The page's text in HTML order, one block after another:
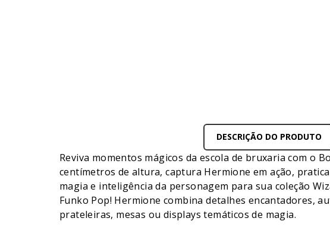
DESCRIÇÃO DO PRODUTO
Reviva momentos mágicos da escola de bruxaria com o
centímetros de altura, captura Hermione em ação,
magia e inteligência da personagem para sua coleção
Funko Pop! Hermione combina detalhes encantadores,
prateleiras, mesas ou displays temáticos de magia.